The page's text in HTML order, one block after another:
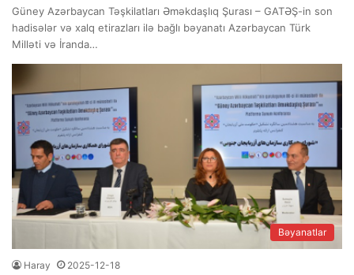
Güney Azərbaycan Təşkilatları Əməkdaşlıq Şurası – GATƏŞ-in son
hadisələr və xalq etirazları ilə bağlı bəyanatı Azərbaycan Türk
Milləti və İranda…
Bəyanatlar
Haray 2025-12-18